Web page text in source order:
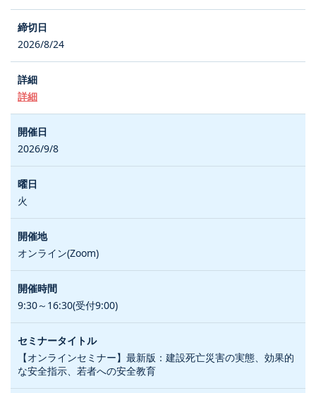
2026/8/24
詳細
2026/9/8
火
オンライン(Zoom)
9:30～16:30(受付9:00)
【オンラインセミナー】最新版：建設死亡災害の実態、効果的
な安全指示、若者への安全教育